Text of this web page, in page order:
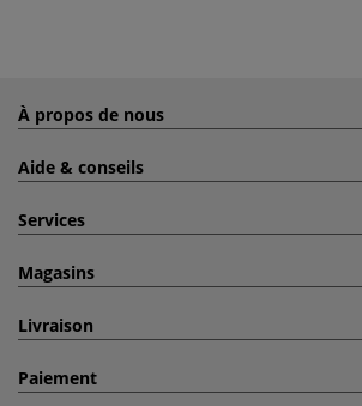
À propos de nous
Aide & conseils
Services
Magasins
Livraison
Paiement